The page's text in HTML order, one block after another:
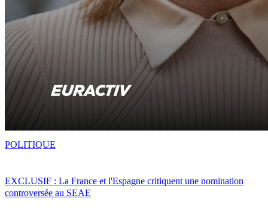
EXCLUSIF : La France et l'Espagne critiquent une nomination
controversée au SEAE
POLITIQUE